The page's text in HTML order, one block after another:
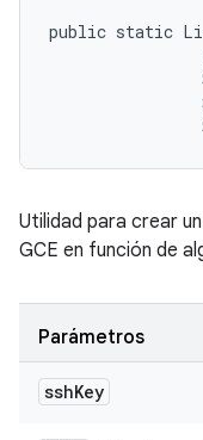
public static
Utilidad para crear
GCE en función de
Parámetros
sshKey